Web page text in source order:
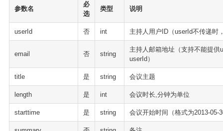
参数名
必
选
类型 说明
userId 否 int 主持人用户ID（userId不传递时
email 否 string
主持人邮箱地址（支持不能提
userId）
title 是 string 会议主题
length 是 int 会议时长,分钟为单位
starttime 是 string 会议开始时间（格式为2013-05-